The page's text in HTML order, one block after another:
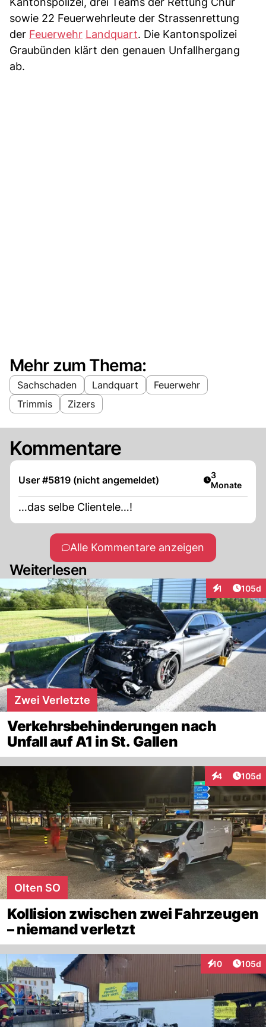
sowie 22 Feuerwehrleute der Strassenrettung
der Feuerwehr Landquart. Die Kantonspolizei
Graubünden klärt den genauen Unfallhergang
ab.
Mehr zum Thema:
Sachschaden Landquart
Feuerwehr
Trimmis
Zizers
Kommentare
User #5819 (nicht angemeldet) Artikel
3
Monate
…das selbe Clientele…!
Alle Kommentare anzeigen
Weiterlesen
1
Interaktionen
105d
Zwei Verletzte
Verkehrsbehinderungen nach
Unfall auf A1 in St. Gallen
4
Interaktionen
105d
Olten SO
Kollision zwischen zwei Fahrzeugen
– niemand verletzt
10
Interaktionen
105d